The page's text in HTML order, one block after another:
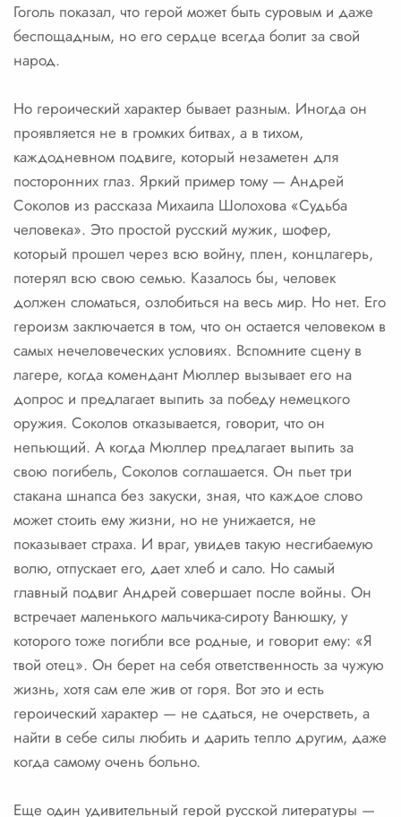
Гоголь показал, что герой может быть суровым и даже
беспощадным, но его сердце всегда болит за свой
народ.
Но героический характер бывает разным. Иногда он
проявляется не в громких битвах, а в тихом,
каждодневном подвиге, который незаметен для
посторонних глаз. Яркий пример тому — Андрей
Соколов из рассказа Михаила Шолохова «Судьба
человека». Это простой русский мужик, шофер,
который прошел через всю войну, плен, концлагерь,
потерял всю свою семью. Казалось бы, человек
должен сломаться, озлобиться на весь мир. Но нет. Его
героизм заключается в том, что он остается человеком в
самых нечеловеческих условиях. Вспомните сцену в
лагере, когда комендант Мюллер вызывает его на
допрос и предлагает выпить за победу немецкого
оружия. Соколов отказывается, говорит, что он
непьющий. А когда Мюллер предлагает выпить за
свою погибель, Соколов соглашается. Он пьет три
стакана шнапса без закуски, зная, что каждое слово
может стоить ему жизни, но не унижается, не
показывает страха. И враг, увидев такую несгибаемую
волю, отпускает его, дает хлеб и сало. Но самый
главный подвиг Андрей совершает после войны. Он
встречает маленького мальчика-сироту Ванюшку, у
которого тоже погибли все родные, и говорит ему: «Я
твой отец». Он берет на себя ответственность за чужую
жизнь, хотя сам еле жив от горя. Вот это и есть
героический характер — не сдаться, не очерстветь, а
найти в себе силы любить и дарить тепло другим, даже
когда самому очень больно.
Еще один удивительный герой русской литературы —